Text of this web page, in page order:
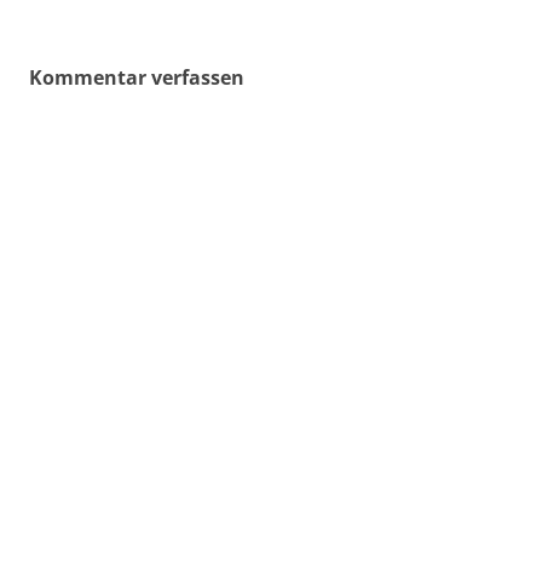
Kommentar verfassen